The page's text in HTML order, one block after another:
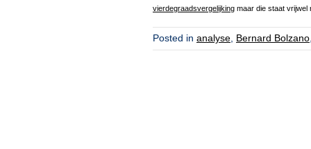
vierdegraadsvergelijking maar die staat
Posted in analyse Bernard Bolzano